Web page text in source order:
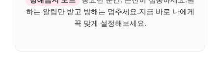
하는 알림만 받고 방해는 멈추세요.지금 바로 나에게
꼭 맞게 설정해보세요.